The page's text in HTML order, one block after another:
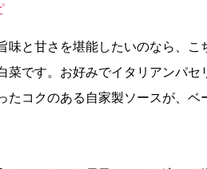
味と甘さを堪能したいのなら、
菜です。お好みでイタリアン
たコクのある自家製ソースが、